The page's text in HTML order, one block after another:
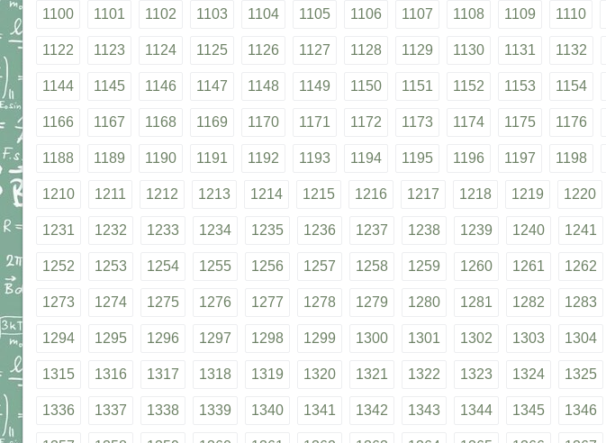
1100 1101 1102 1103 1104 1105 1106 1107 1108 1109 1110
1122 1123 1124 1125 1126 1127 1128 1129 1130 1131 1132
1144 1145 1146 1147 1148 1149 1150 1151 1152 1153 1154
1166 1167 1168 1169 1170 1171 1172 1173 1174 1175 1176
1188 1189 1190 1191 1192 1193 1194 1195 1196 1197 1198
1210 1211 1212 1213 1214 1215 1216 1217 1218 1219 1220
1231 1232 1233 1234 1235 1236 1237 1238 1239 1240 1241
1252 1253 1254 1255 1256 1257 1258 1259 1260 1261 1262
1273 1274 1275 1276 1277 1278 1279 1280 1281 1282 1283
1294 1295 1296 1297 1298 1299 1300 1301 1302 1303 1304
1315 1316 1317 1318 1319 1320 1321 1322 1323 1324 1325
1336 1337 1338 1339 1340 1341 1342 1343 1344 1345 1346